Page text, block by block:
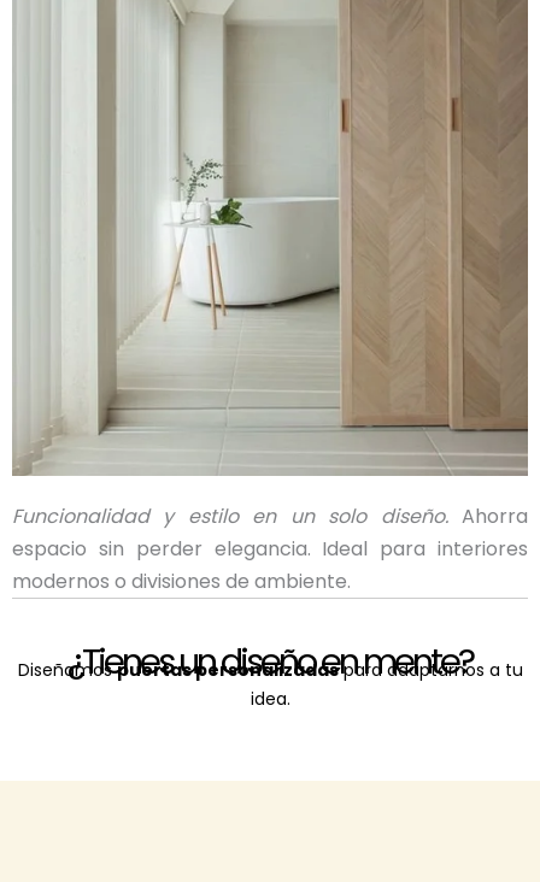
Funcionalidad y estilo en un solo diseño. Ahorra
espacio sin perder elegancia. Ideal para interiores
modernos o divisiones de ambiente.
¿Tienes un diseño en mente?
Diseñamospuertas personalizadaspara adaptarnos a tu
idea.